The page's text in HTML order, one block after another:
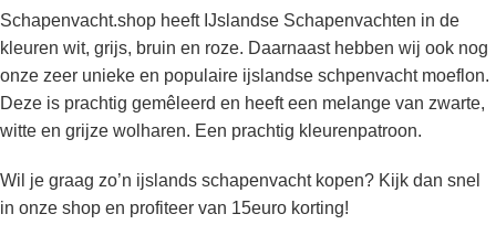
Schapenvacht.shop heeft IJslandse Schapenvachten in de
kleuren wit, grijs, bruin en roze. Daarnaast hebben wij ook nog
onze zeer unieke en populaire ijslandse schpenvacht moeflon.
Deze is prachtig gemêleerd en heeft een melange van zwarte,
witte en grijze wolharen. Een prachtig kleurenpatroon.
Wil je graag zo’n ijslands schapenvacht kopen? Kijk dan snel
in onze shop en profiteer van 15euro korting!